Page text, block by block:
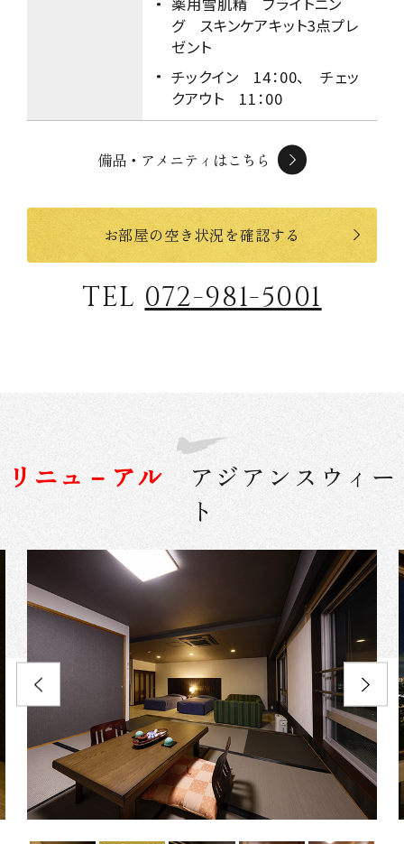
グ スキンケアキット3点プレ
ゼント
チックイン 14：00、 チェッ
クアウト 11：00
備品・アメニティはこちら
お部屋の空き状況を確認する
TEL 072-981-5001
リニュ－アル アジアンスウィー
ト